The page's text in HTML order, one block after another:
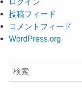
投稿フィード
コメントフィード
WordPress.org